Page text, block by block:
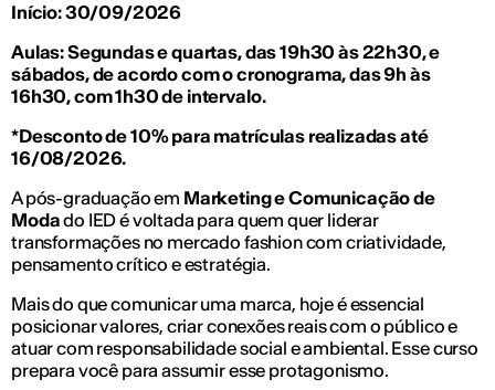
Início: 30/09/2026
Aulas: Segundas e quartas, das 19h30 às 22h30, e
sábados, de acordo com o cronograma, das 9h às
16h30, com 1h30 de intervalo.
*Desconto de 10% para matrículas realizadas até
16/08/2026.
A pós-graduação em Marketing e Comunicação de
Modado IED é voltada para quem quer liderar
transformações no mercado fashion com criatividade,
pensamento crítico e estratégia.
Mais do que comunicar uma marca, hoje é essencial
posicionar valores, criar conexões reais com o público e
atuar com responsabilidade social e ambiental. Esse curso
prepara você para assumir esse protagonismo.